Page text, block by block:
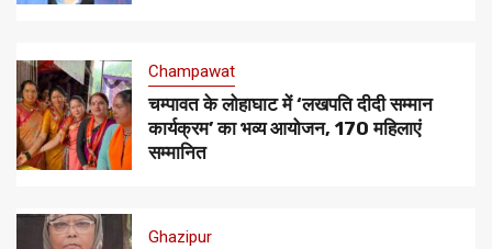
Champawat
चम्पावत के लोहाघाट में ‘लखपति दीदी सम्मान
कार्यक्रम’ का भव्य आयोजन, 170 महिलाएं
सम्मानित
Ghazipur